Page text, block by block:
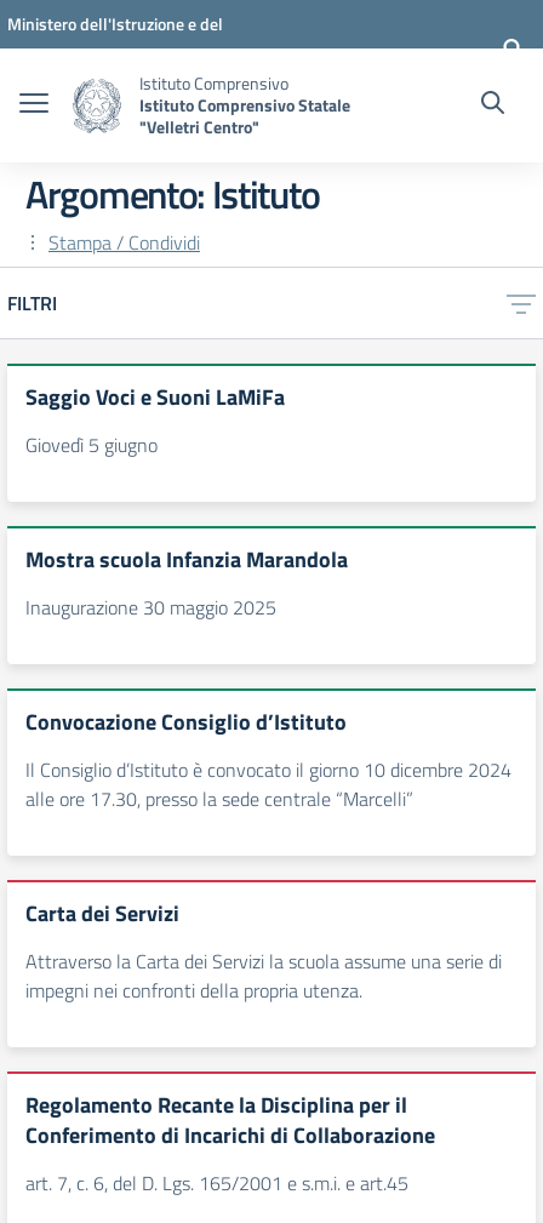
Vai ai contenuti
Vai al menu di navigazione
Vai al footer
Ministero dell'Istruzione e del
Istituto Comprensivo
Istituto Comprensivo Statale
"Velletri Centro"
Argomento: Istituto
Stampa / Condividi
FILTRI
Saggio Voci e Suoni LaMiFa
Giovedì 5 giugno
Mostra scuola Infanzia Marandola
Inaugurazione 30 maggio 2025
Convocazione Consiglio d’Istituto
Il Consiglio d’Istituto è convocato il giorno 10 dicembre 2024
alle ore 17.30, presso la sede centrale “Marcelli”
Carta dei Servizi
Attraverso la Carta dei Servizi la scuola assume una serie di
impegni nei confronti della propria utenza.
Regolamento Recante la Disciplina per il
Conferimento di Incarichi di Collaborazione
art. 7, c. 6, del D. Lgs. 165/2001 e s.m.i. e art.45